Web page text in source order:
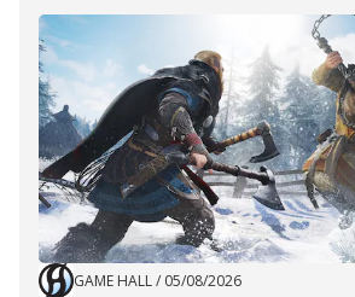
GAME HALL/ 05/08/2026